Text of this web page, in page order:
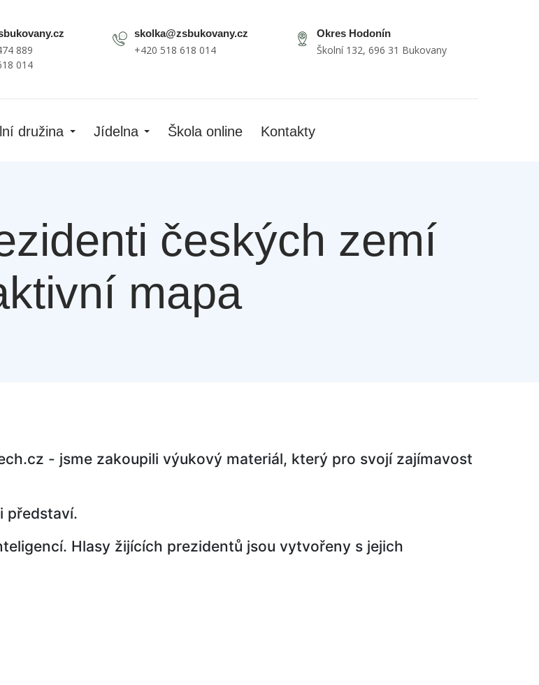
889
014
skolka@zsbukovany.cz
+420 518 618 014
Okres Hodonín
Školní 132, 696 31 Bukovany
družina Jídelna Škola online Kontakty
českých zemí
mapa
- jsme zakoupili výukový materiál, který pro svojí zajímavost
představí.
Hlasy žijících prezidentů jsou vytvořeny s jejich